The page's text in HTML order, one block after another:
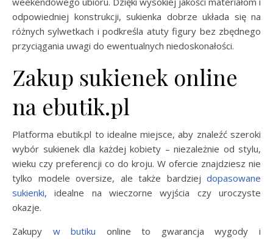
odpowiedniej konstrukcji, sukienka dobrze układa się na
różnych sylwetkach i podkreśla atuty figury bez zbędnego
przyciągania uwagi do ewentualnych niedoskonałości.
Zakup sukienek online
na ebutik.pl
Platforma ebutik.pl to idealne miejsce, aby znaleźć szeroki
wybór sukienek dla każdej kobiety – niezależnie od stylu,
wieku czy preferencji co do kroju. W ofercie znajdziesz nie
tylko modele oversize, ale także bardziej dopasowane
sukienki, idealne na wieczorne wyjścia czy uroczyste
okazje.
Zakupy w butiku online to gwarancja wygody i